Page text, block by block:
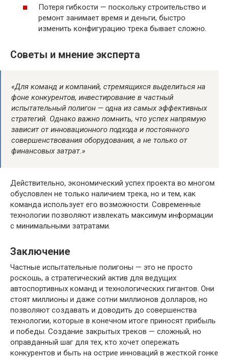
Потеря гибкости — поскольку строительство и
ремонт занимает время и деньги, быстро
изменить конфигурацию трека бывает сложно.
Советы и мнение эксперта
«Для команд и компаний, стремящихся выделиться на
фоне конкурентов, инвестирование в частный
испытательный полигон — одна из самых эффективных
стратегий. Однако важно помнить, что успех напрямую
зависит от инновационного подхода и постоянного
совершенствования оборудования, а не только от
финансовых затрат.»
Действительно, экономический успех проекта во многом
обусловлен не только наличием трека, но и тем, как
команда использует его возможности. Современные
технологии позволяют извлекать максимум информации
с минимальными затратами.
Заключение
Частные испытательные полигоны — это не просто
роскошь, а стратегический актив для ведущих
автоспортивных команд и технологических гигантов. Они
стоят миллионы и даже сотни миллионов долларов, но
позволяют создавать и доводить до совершенства
технологии, которые в конечном итоге приносят прибыль
и победы. Создание закрытых треков — сложный, но
оправданный шаг для тех, кто хочет опережать
конкурентов и быть на острие инноваций в жесткой гонке